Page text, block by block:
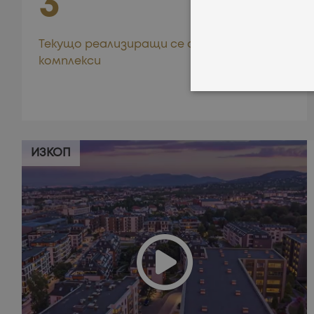
в
сгради
Текущо реализиращи се сгради и
комплекси
ИЗКОП